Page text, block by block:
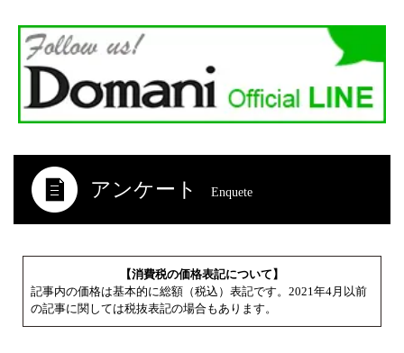
アンケート Enquete
【消費税の価格表記について】
記事内の価格は基本的に総額（税込）表記です。2021年4月以前
の記事に関しては税抜表記の場合もあります。